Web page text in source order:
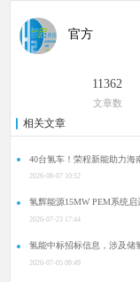
官方
11362
文章数
相关文章
40台氢车！荣程新能助力海
2026-08-07 10:52
氢辉能源15MW PEM系统
2026-07-23 17:44
氢能中标招标信息，涉及储
2026-07-05 09:49